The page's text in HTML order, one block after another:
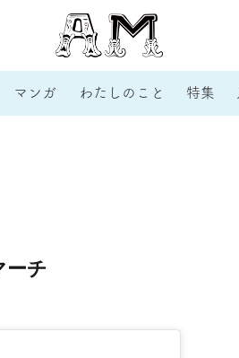
マンガ わたしのこと 特集
ーチ